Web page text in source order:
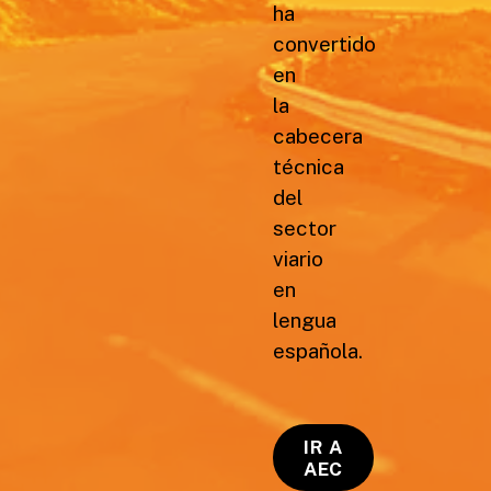
ha
convertido
en
la
cabecera
técnica
del
sector
viario
en
lengua
española.
IR A
AEC